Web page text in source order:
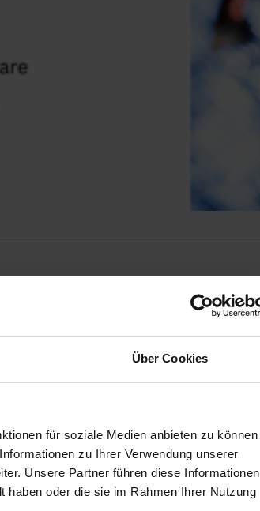
Über Cookies
für soziale Medien anbieten zu können
zu Ihrer Verwendung unserer
Unsere Partner führen diese Informationen
haben oder die sie im Rahmen Ihrer Nutzung